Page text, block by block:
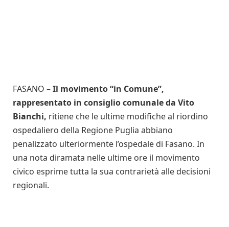
FASANO –Il movimento “in Comune”,
rappresentato in consiglio comunale da Vito
Bianchi, ritiene che le ultime modifiche al riordino
ospedaliero della Regione Puglia abbiano
penalizzato ulteriormente l’ospedale di Fasano. In
una nota diramata nelle ultime ore il movimento
civico esprime tutta la sua contrarietà alle decisioni
regionali.